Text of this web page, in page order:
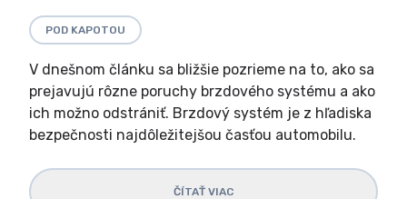
POD KAPOTOU
V dnešnom článku sa bližšie pozrieme na to, ako sa
prejavujú rôzne poruchy brzdového systému a ako
ich možno odstrániť. Brzdový systém je z hľadiska
bezpečnosti najdôležitejšou časťou automobilu.
ČÍTAŤ VIAC